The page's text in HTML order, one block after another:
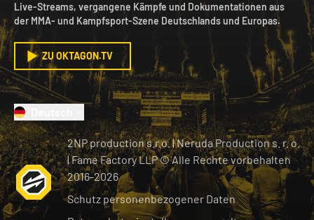
Live-Streams, vergangene Kämpfe und Dokumentationen aus
der MMA- und Kampfsport-Szene Deutschlands und Europas.
ZU OKTAGON.TV
2NP production s.r.o.|Neruda Production s. r. o.
| Fame Factory LLP © Alle Rechte vorbehalten
2016-2026
Schutz personenbezogener Daten